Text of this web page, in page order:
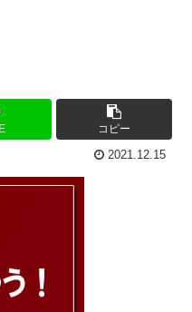
コピー
2021.12.15